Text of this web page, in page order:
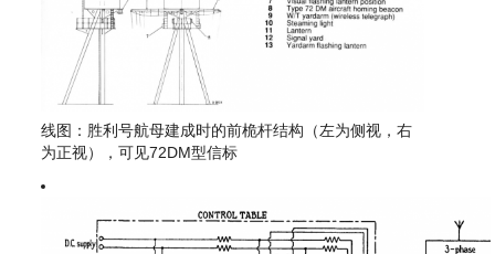
线图：胜利号航母建成时的前桅杆结构（左为侧视，右
为正视），可见72DM型信标